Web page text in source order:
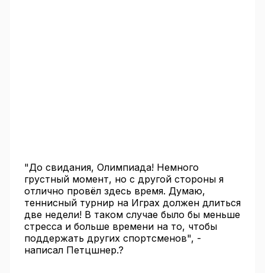
"До свидания, Олимпиада! Немного
грустный момент, но с другой стороны я
отлично провёл здесь время. Думаю,
теннисный турнир на Играх должен длиться
две недели! В таком случае было бы меньше
стресса и больше времени на то, чтобы
поддержать других спортсменов", -
написал Петцшнер.?